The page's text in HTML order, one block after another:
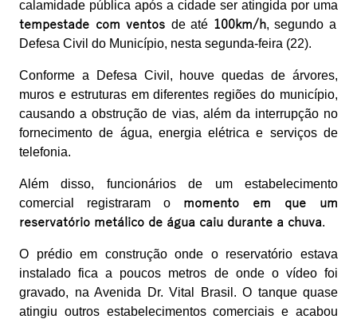
calamidade pública após a cidade ser atingida por uma
tempestade com ventos de até 100km/h, segundo a
Defesa Civil do Município, nesta segunda-feira (22).
Conforme a Defesa Civil, houve quedas de árvores,
muros e estruturas em diferentes regiões do município,
causando a obstrução de vias, além da interrupção no
fornecimento de água, energia elétrica e serviços de
telefonia.
Além disso, funcionários de um estabelecimento
comercial registraram o momento em que um
reservatório metálico de água caiu durante a chuva.
O prédio em construção onde o reservatório estava
instalado fica a poucos metros de onde o vídeo foi
gravado, na Avenida Dr. Vital Brasil. O tanque quase
atingiu outros estabelecimentos comerciais e acabou